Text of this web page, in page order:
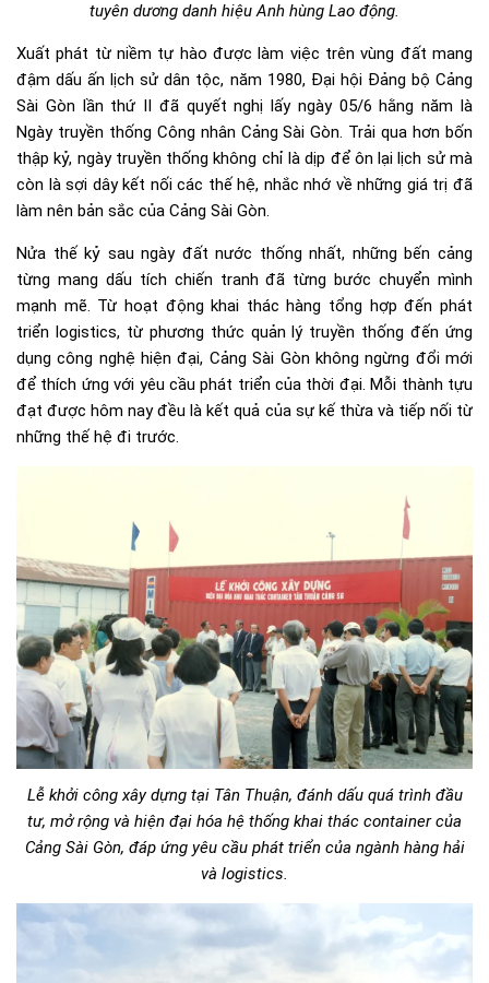
tuyên dương danh hiệu Anh hùng Lao động.
Xuất phát từ niềm tự hào được làm việc trên vùng đất mang
đậm dấu ấn lịch sử dân tộc, năm 1980, Đại hội Đảng bộ Cảng
Sài Gòn lần thứ II đã quyết nghị lấy ngày 05/6 hằng năm là
Ngày truyền thống Công nhân Cảng Sài Gòn. Trải qua hơn bốn
thập kỷ, ngày truyền thống không chỉ là dịp để ôn lại lịch sử mà
còn là sợi dây kết nối các thế hệ, nhắc nhớ về những giá trị đã
làm nên bản sắc của Cảng Sài Gòn.
Nửa thế kỷ sau ngày đất nước thống nhất, những bến cảng
từng mang dấu tích chiến tranh đã từng bước chuyển mình
mạnh mẽ. Từ hoạt động khai thác hàng tổng hợp đến phát
triển logistics, từ phương thức quản lý truyền thống đến ứng
dụng công nghệ hiện đại, Cảng Sài Gòn không ngừng đổi mới
để thích ứng với yêu cầu phát triển của thời đại. Mỗi thành tựu
đạt được hôm nay đều là kết quả của sự kế thừa và tiếp nối từ
những thế hệ đi trước.
Lễ khởi công xây dựng tại Tân Thuận, đánh dấu quá trình đầu
tư, mở rộng và hiện đại hóa hệ thống khai thác container của
Cảng Sài Gòn, đáp ứng yêu cầu phát triển của ngành hàng hải
và logistics.